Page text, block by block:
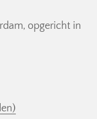
opgericht in